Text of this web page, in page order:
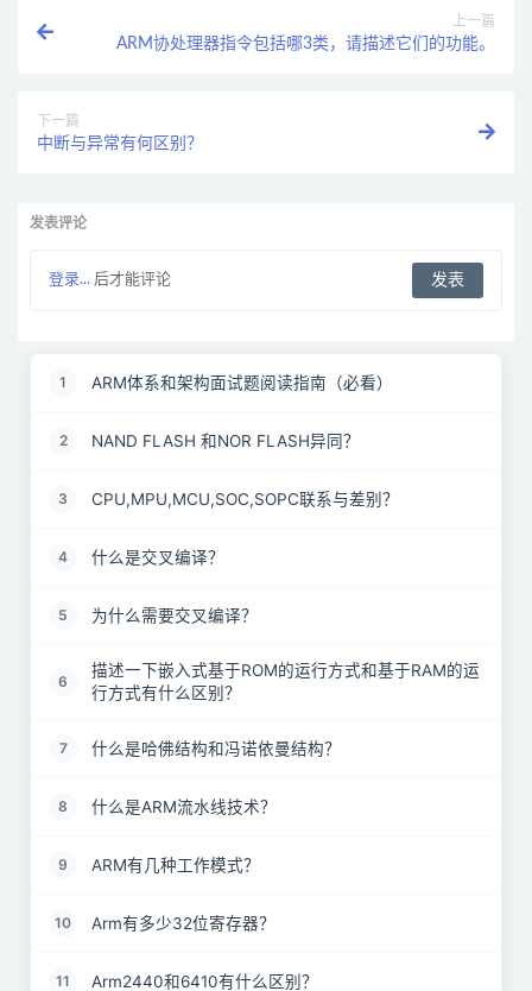
上一篇
ARM协处理器指令包括哪3类，请描述它们的功能。
下一篇
中断与异常有何区别？
发表评论
登录... 后才能评论
1 ARM体系和架构面试题阅读指南（必看）
2 NAND FLASH 和NOR FLASH异同？
3 CPU,MPU,MCU,SOC,SOPC联系与差别？
4 什么是交叉编译？
5 为什么需要交叉编译？
6
描述一下嵌入式基于ROM的运行方式和基于RAM的运
行方式有什么区别？
7 什么是哈佛结构和冯诺依曼结构？
8 什么是ARM流水线技术？
9 ARM有几种工作模式？
10 Arm有多少32位寄存器？
11 Arm2440和6410有什么区别？